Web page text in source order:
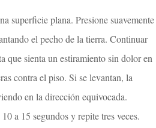
superficie plana. Presione suavemente
el pecho de la tierra. Continuar
que sienta un estiramiento sin dolor en
contra el piso. Si se levantan, la
en la dirección equivocada.
a 15 segundos y repite tres veces.